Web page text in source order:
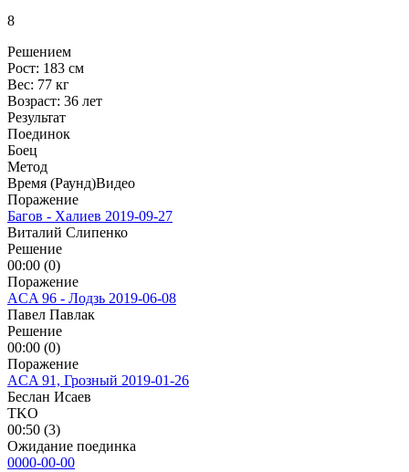
8
Решением
Рост: 183 см
Вес: 77 кг
Возраст: 36 лет
Результат
Поединок
Боец
Метод
Время (Раунд)Видео
Поражение
Багов - Халиев 2019-09-27
Виталий Слипенко
Решение
00:00 (0)
Поражение
ACA 96 - Лодзь 2019-06-08
Павел Павлак
Решение
00:00 (0)
Поражение
ACA 91, Грозный 2019-01-26
Беслан Исаев
TKO
00:50 (3)
Ожидание поединка
0000-00-00